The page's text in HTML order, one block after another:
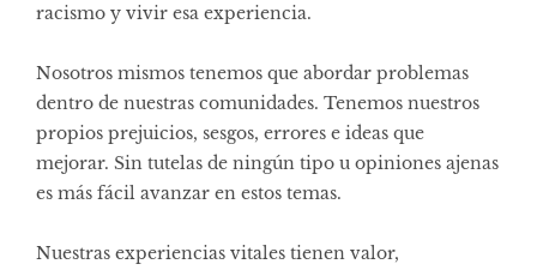
racismo y vivir esa experiencia.
Nosotros mismos tenemos que abordar problemas
dentro de nuestras comunidades. Tenemos nuestros
propios prejuicios, sesgos, errores e ideas que
mejorar. Sin tutelas de ningún tipo u opiniones ajenas
es más fácil avanzar en estos temas.
Nuestras experiencias vitales tienen valor,